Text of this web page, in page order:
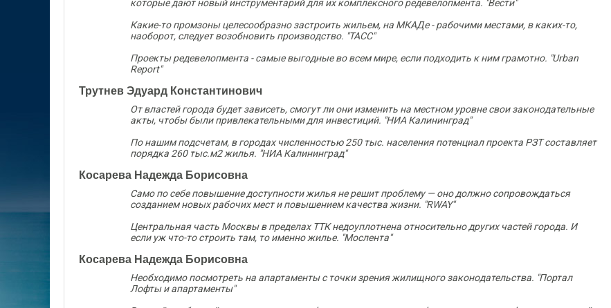
которые дают новый инструментарий для их комплексного редевелопмента. "Вести"
Какие-то промзоны целесообразно застроить жильем, на МКАДе - рабочими местами, в каких-то,
наоборот, следует возобновить производство. "ТАСС"
Проекты редевелопмента - самые выгодные во всем мире, если подходить к ним грамотно. "Urban
Report"
Трутнев Эдуард Константинович
От властей города будет зависеть, смогут ли они изменить на местном уровне свои законодательные
акты, чтобы были привлекательными для инвестиций. "НИА Калининград"
По нашим подсчетам, в городах численностью 250 тыс. населения потенциал проекта РЗТ составляет
порядка 260 тыс.м2 жилья. "НИА Калининград"
Косарева Надежда Борисовна
Само по себе повышение доступности жилья не решит проблему — оно должно сопровождаться
созданием новых рабочих мест и повышением качества жизни. "RWAY"
Центральная часть Москвы в пределах ТТК недоуплотнена относительно других частей города. И
если уж что-то строить там, то именно жилье. "Мослента"
Косарева Надежда Борисовна
Необходимо посмотреть на апартаменты с точки зрения жилищного законодательства. "Портал
Лофты и апартаменты"